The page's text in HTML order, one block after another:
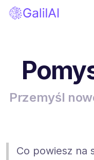
Przemyśl
Co powiesz na